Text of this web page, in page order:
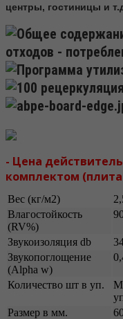
центры, гостиницы и
- Цена
комплектом
Вес (кг/м2)
Влагостойкость
(RV%)
Звукоизоляция db
Звукопоглощение
(Alpha w)
Количество шт в уп.
Размер в мм.